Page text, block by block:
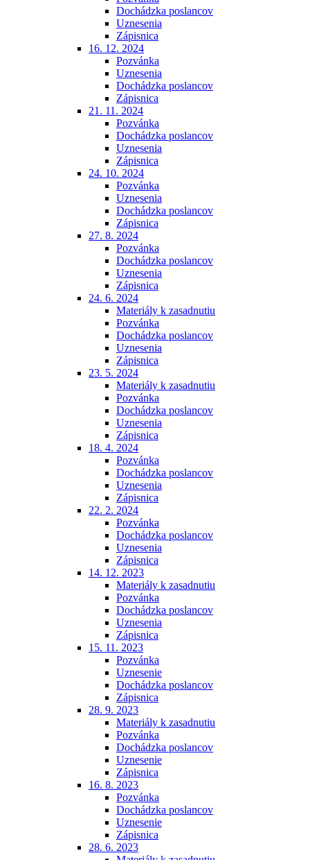
Dochádzka poslancov
Uznesenia
Zápisnica
16. 12. 2024
Pozvánka
Uznesenia
Dochádzka poslancov
Zápisnica
21. 11. 2024
Pozvánka
Dochádzka poslancov
Uznesenia
Zápisnica
24. 10. 2024
Pozvánka
Uznesenia
Dochádzka poslancov
Zápisnica
27. 8. 2024
Pozvánka
Dochádzka poslancov
Uznesenia
Zápisnica
24. 6. 2024
Materiály k zasadnutiu
Pozvánka
Dochádzka poslancov
Uznesenia
Zápisnica
23. 5. 2024
Materiály k zasadnutiu
Pozvánka
Dochádzka poslancov
Uznesenia
Zápisnica
18. 4. 2024
Pozvánka
Dochádzka poslancov
Uznesenia
Zápisnica
22. 2. 2024
Pozvánka
Dochádzka poslancov
Uznesenia
Zápisnica
14. 12. 2023
Materiály k zasadnutiu
Pozvánka
Dochádzka poslancov
Uznesenia
Zápisnica
15. 11. 2023
Pozvánka
Uznesenie
Dochádzka poslancov
Zápisnica
28. 9. 2023
Materiály k zasadnutiu
Pozvánka
Dochádzka poslancov
Uznesenie
Zápisnica
16. 8. 2023
Pozvánka
Dochádzka poslancov
Uznesenie
Zápisnica
28. 6. 2023